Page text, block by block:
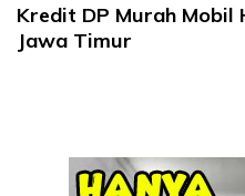
Kredit DP Murah Mobil
Jawa Timur